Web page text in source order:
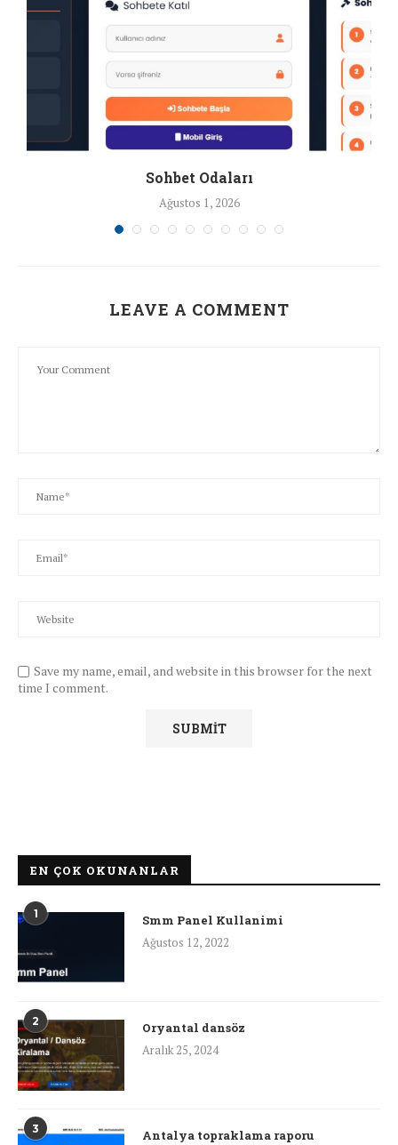
Sohbet Odaları
Ağustos 1, 2026
LEAVE A COMMENT
Save my name, email, and website in this browser for the next
time I comment.
EN ÇOK OKUNANLAR
1
Smm Panel Kullanimi
Ağustos 12, 2022
2
Oryantal dansöz
Aralık 25, 2024
3
Antalya topraklama raporu